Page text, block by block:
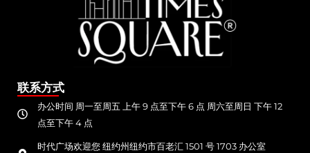
联系方式
办公时间 周一至周五 上午 9 点至下午 6 点 周六至周日 下午 12
点至下午 4 点
时代广场欢迎您 纽约州纽约市百老汇 1501 号 1703 办公室